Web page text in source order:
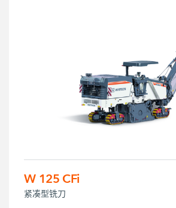
W 125 CFi
紧凑型铣刀